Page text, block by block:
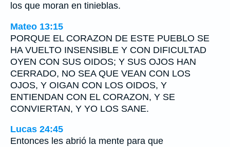
los que moran en tinieblas.
Mateo 13:15
PORQUE EL CORAZON DE ESTE PUEBLO SE
HA VUELTO INSENSIBLE Y CON DIFICULTAD
OYEN CON SUS OIDOS; Y SUS OJOS HAN
CERRADO, NO SEA QUE VEAN CON LOS
OJOS, Y OIGAN CON LOS OIDOS, Y
ENTIENDAN CON EL CORAZON, Y SE
CONVIERTAN, Y YO LOS SANE.
Lucas 24:45
Entonces les abrió la mente para que